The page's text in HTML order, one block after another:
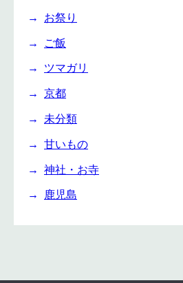
お祭り
ご飯
ツマガリ
京都
未分類
甘いもの
神社・お寺
鹿児島